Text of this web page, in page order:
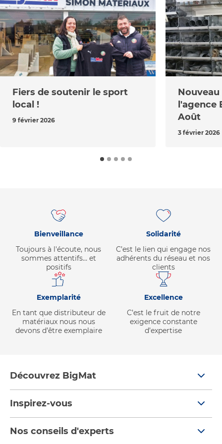
Fiers de soutenir le sport
local !
9 février 2026
l'agence
Août
3 février 2026
Bienveillance
Toujours à l'écoute, nous
sommes attentifs… et
positifs
Solidarité
C’est le lien qui engage nos
adhérents du réseau et nos
clients
Exemplarité
En tant que distributeur de
matériaux nous nous
devons d’être exemplaire
Excellence
C’est le fruit de notre
exigence constante
d’expertise
Découvrez BigMat
Devenez adhérent
Inspirez-vous
Nos conseils d'experts